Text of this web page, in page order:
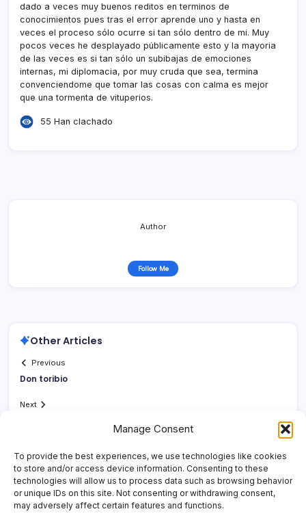
Manage Consent
To provide the best experiences, we use technologies like cookies
to store and/or access device information. Consenting to these
technologies will allow us to process data such as browsing behavior
or unique IDs on this site. Not consenting or withdrawing consent,
may adversely affect certain features and functions.
dado a veces muy buenos reditos en terminos de
conocimientos pues tras el error aprende uno y hasta en
veces el proceso sólo ocurre si tan sólo dentro de mi. Muy
pocos veces he desplayado públicamente esto y la mayoria
de las veces es si tan sólo un subibajas de emociones
internas, mi diplomacia, por muy cruda que sea, termina
convenciendome que tomar las cosas con calma es mejor
que una tormenta de vituperios.
55 Han clachado
Author
Follow Me
Other Articles
Previous
Don toribio
Next